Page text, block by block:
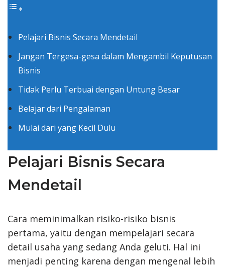
Pelajari Bisnis Secara Mendetail
Jangan Tergesa-gesa dalam Mengambil Keputusan
Bisnis
Tidak Perlu Terbuai dengan Untung Besar
Belajar dari Pengalaman
Mulai dari yang Kecil Dulu
Pelajari Bisnis Secara
Mendetail
Cara meminimalkan risiko-risiko bisnis
pertama, yaitu dengan mempelajari secara
detail usaha yang sedang Anda geluti. Hal ini
menjadi penting karena dengan mengenal lebih